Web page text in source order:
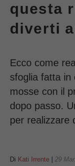
questa
diverti
Ecco come
sfoglia fatta in
mosse con il
dopo passo.
per realizzare
Di Kati Irrente 29